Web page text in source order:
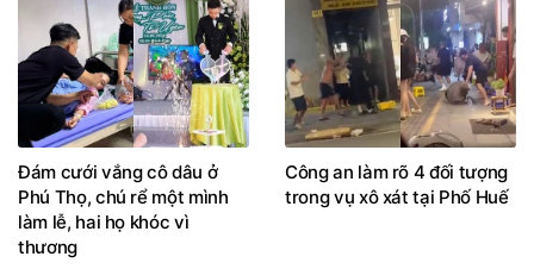
Đám cưới vắng cô dâu ở
Phú Thọ, chú rể một mình
làm lễ, hai họ khóc vì
thương
Công an làm rõ 4 đối tượng
trong vụ xô xát tại Phố Huế